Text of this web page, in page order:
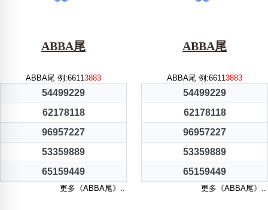
ABBA尾
ABBA尾 例:66113883
54499229
62178118
96957227
53359889
65159449
更多《ABBA尾》..
ABBA尾
ABBA尾 例:66113883
54499229
62178118
96957227
53359889
65159449
更多《ABBA尾》..